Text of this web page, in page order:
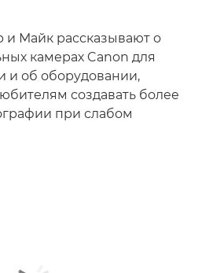
и Майк рассказывают о
камерах Canon для
и об оборудовании,
создавать более
при слабом